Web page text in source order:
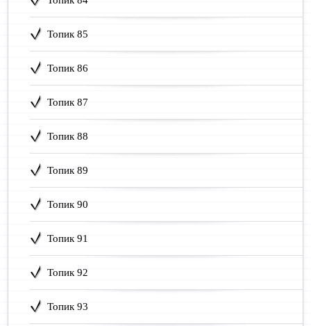
Топик 85
Топик 86
Топик 87
Топик 88
Топик 89
Топик 90
Топик 91
Топик 92
Топик 93